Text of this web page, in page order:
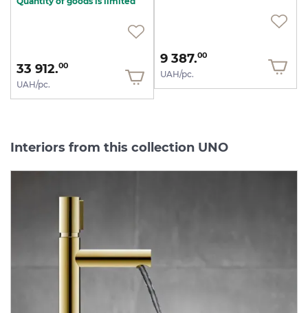
33 912.00
UAH/pc.
9 387.00
UAH/pc.
Interiors from this collection UNO